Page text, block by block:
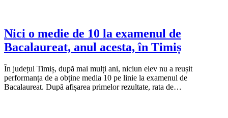
Nici o medie de 10 la examenul de
Bacalaureat, anul acesta, în Timiș
În județul Timiș, după mai mulți ani, niciun elev nu a reușit
performanța de a obține media 10 pe linie la examenul de
Bacalaureat. După afișarea primelor rezultate, rata de…